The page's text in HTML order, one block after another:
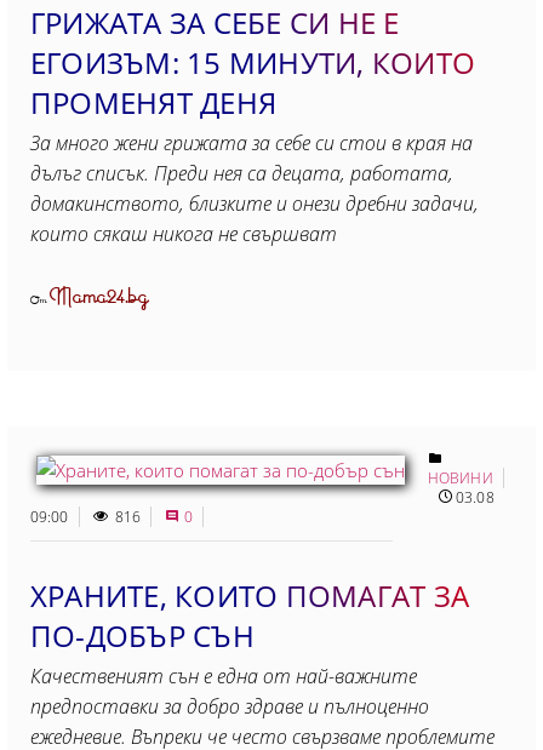
ГРИЖАТА ЗА СЕБЕ СИ НЕ Е
ЕГОИЗЪМ: 15 МИНУТИ, КОИТO
ПРОМЕНЯТ ДЕНЯ
За много жени грижата за себе си стои в края на
дълъг списък. Преди нея са децата, работата,
домакинството, близките и онези дребни задачи,
които сякаш никога не свършват
ОтMama24.bg
НОВИНИ
03.08
09:00
816 0
ХРАНИТЕ, КОИТО ПОМАГАТ ЗА
ПО-ДОБЪР СЪН
Качественият сън е една от най-важните
предпоставки за добро здраве и пълноценно
ежедневие. Въпреки че често свързваме проблемите